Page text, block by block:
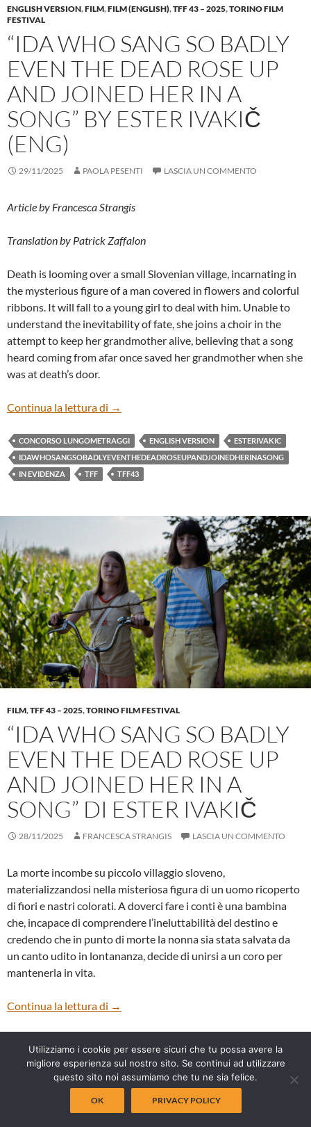
ENGLISH VERSION,FILM,FILM (ENGLISH),TFF 43 – 2025,TORINO FILM
FESTIVAL
“IDA WHO SANG SO BADLY
EVEN THE DEAD ROSE UP
AND JOINED HER IN A
SONG” BY ESTER IVAKIČ
(ENG)
29/11/2025 PAOLA PESENTI LASCIA UN COMMENTO
Article by Francesca Strangis
Translation by Patrick Zaffalon
Death is looming over a small Slovenian village, incarnating in
the mysterious figure of a man covered in flowers and colorful
ribbons. It will fall to a young girl to deal with him. Unable to
understand the inevitability of fate, she joins a choir in the
attempt to keep her grandmother alive, believing that a song
heard coming from afar once saved her grandmother when she
was at death’s door.
Continua la lettura di “IDA WHO SANG SO BADLY EVEN THE
→
CONCORSO LUNGOMETRAGGI ENGLISH VERSION
ESTERIVAKIC
IDAWHOSANGSOBADLYEVENTHEDEADROSEUPANDJOINEDHERINASONG
IN EVIDENZA
TFF TFF43
FILM,TFF 43 – 2025,TORINO FILM FESTIVAL
“IDA WHO SANG SO BADLY
EVEN THE DEAD ROSE UP
AND JOINED HER IN A
SONG” DI ESTER IVAKIČ
28/11/2025 FRANCESCA STRANGIS LASCIA UN COMMENTO
La morte incombe su piccolo villaggio sloveno,
materializzandosi nella misteriosa figura di un uomo ricoperto
di fiori e nastri colorati. A doverci fare i conti è una bambina
che, incapace di comprendere l’ineluttabilità del destino e
credendo che in punto di morte la nonna sia stata salvata da
un canto udito in lontananza, decide di unirsi a un coro per
mantenerla in vita.
Continua la lettura di “IDA WHO SANG SO BADLY EVEN THE
→
IDAWHOSANGSOBADLYEVENTHEDEADROSEUPANDJOINEDHERINASONG
TFF
Utilizziamo i cookie per essere sicuri che tu possa avere la
migliore esperienza sul nostro sito. Se continui ad utilizzare
questo sito noi assumiamo che tu ne sia felice.
OK PRIVACY POLICY